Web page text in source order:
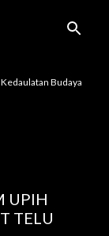
Budaya
UPIH
TELU